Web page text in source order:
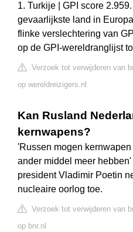
1. Turkije | GPI score
gevaarlijkste land in
flinke verslechtering van
op de GPI-wereldranglijst
Verzoek tot verwijderen van
op wereldreizigers.nl
Kan Rusland
kernwapens?
'Russen mogen
ander middel meer
president Vladimir Poetin
nucleaire oorlog toe.
Verzoek tot verwijderen van
op bnr.nl